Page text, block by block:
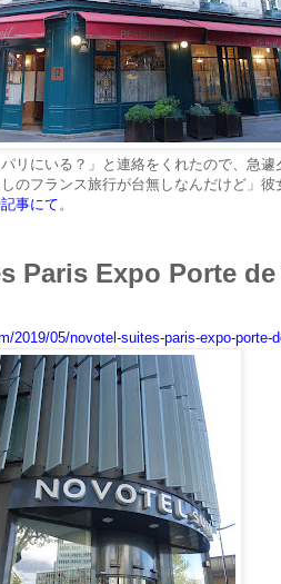
リにいる？」と連絡をくれたので、急遽
のフランス旅行が台無しなんだけど」彼
事にて 。
Paris Expo Porte
2019/05/novotel-suites-paris-expo-porte-